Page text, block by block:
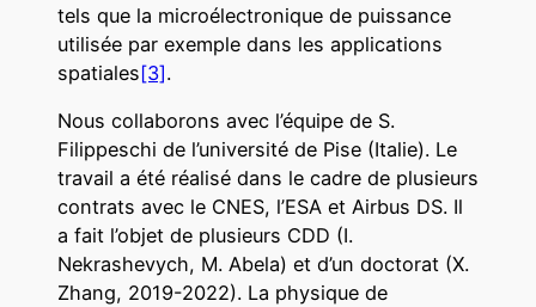
tels que la microélectronique de puissance
utilisée par exemple dans les applications
spatiales[3].
Nous collaborons avec l’équipe de S.
Filippeschi de l’université de Pise (Italie). Le
travail a été réalisé dans le cadre de plusieurs
contrats avec le CNES, l’ESA et Airbus DS. Il
a fait l’objet de plusieurs CDD (I.
Nekrashevych, M. Abela) et d’un doctorat (X.
Zhang, 2019-2022). La physique de